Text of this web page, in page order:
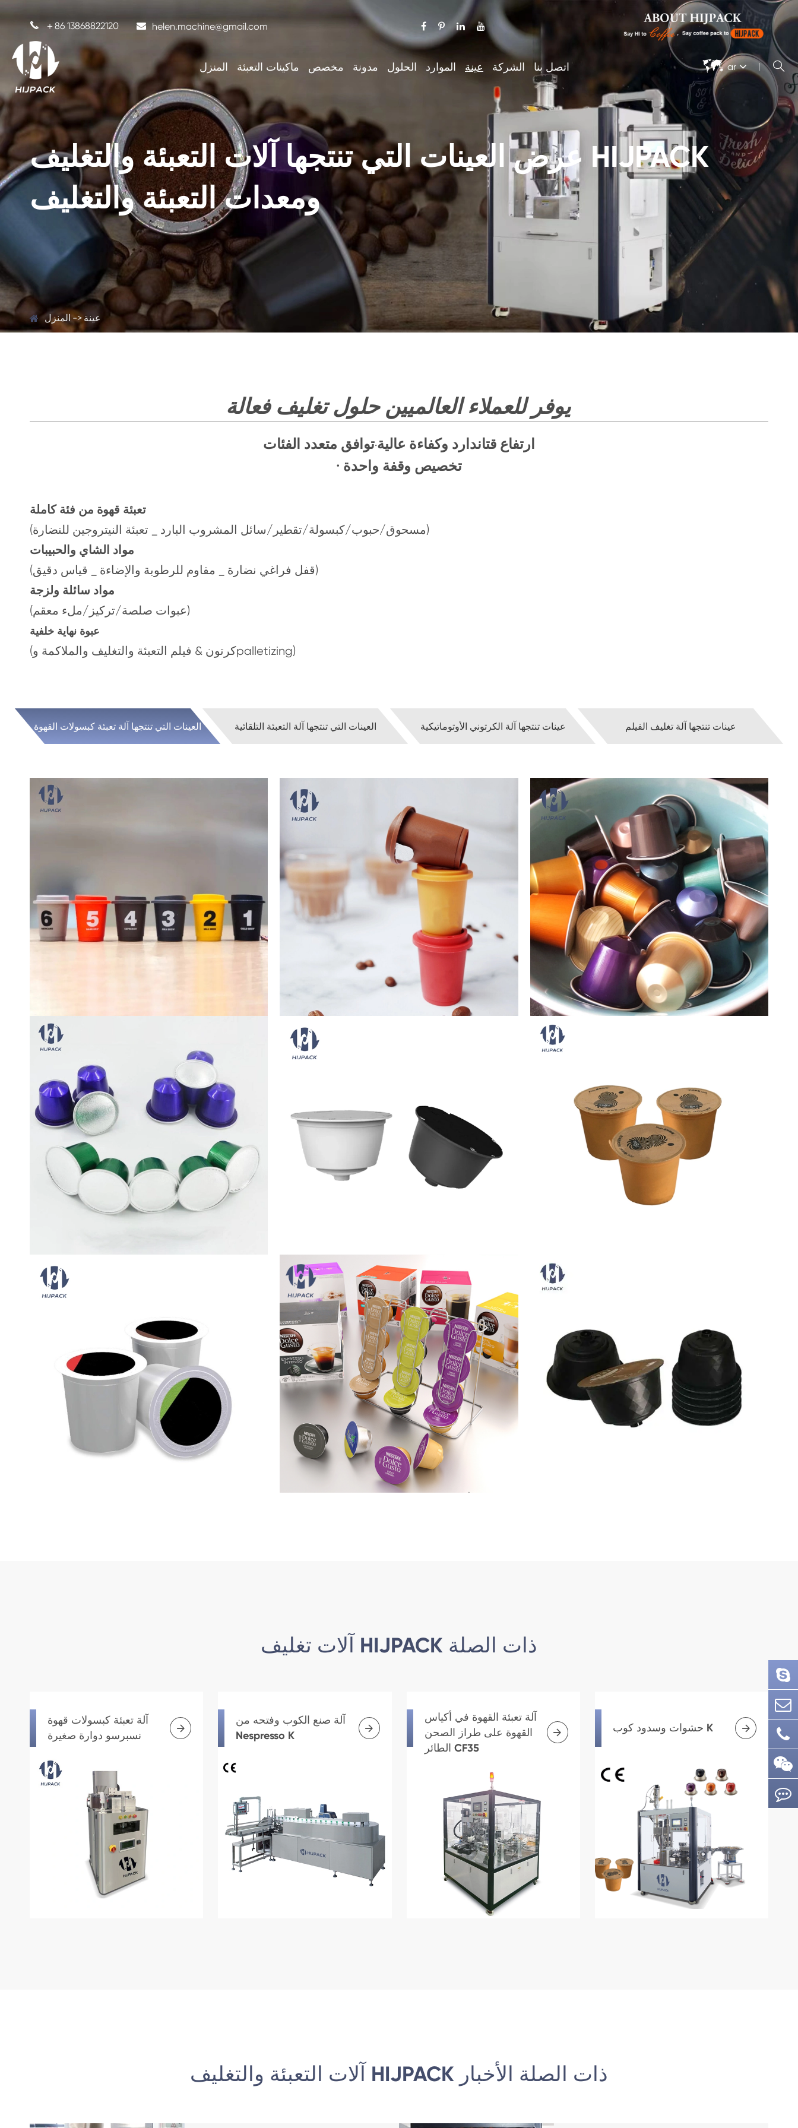
 ＋86 13868822120 helen.machine@gmail.com
المنزل ماكينات التعبئة
آلة ملء كبسولة القهوة ماكينة تعبئة أوتوماتيكية ماكينة تغليف الكرتون الأوتوماتيكية آلة تغليف السيلوفان
مخصص مدونة الحلول الموارد عينة الشركة اتصل بنا  ar 
المنزل عينة
عرض العينات التي تنتجها آلات التعبئة والتغليف HIJPACK
ومعدات التعبئة والتغليف
يوفر للعملاء العالميين حلول تغليف فعالة
ارتفاع قتاندارد وكفاءة عالية·توافق متعدد الفئات
· تخصيص وقفة واحدة
تعبئة قهوة من فئة كاملة
(مسحوق/حبوب/كبسولة/تقطير/سائل المشروب البارد _ تعبئة النيتروجين للنضارة)
مواد الشاي والحبيبات
(قفل فراغي نضارة _ مقاوم للرطوبة والإضاءة _ قياس دقيق)
مواد سائلة ولزجة
(عبوات صلصة/تركيز/ملء معقم)
عبوة نهاية خلفية
(كرتون & فيلم التعبئة والتغليف والملاكمة وpalletizing)
العينات التي تنتجها آلة تعبئة كبسولات القهوة العينات التي تنتجها آلة التعبئة التلقائية عينات تنتجها آلة الكرتوني الأوتوماتيكية عينات تنتجها آلة تغليف الفيلم
آلات تغليف HIJPACK ذات الصلة
آلة تعبئة كبسولات قهوة
نسبرسو دوارة صغيرة

آلة صنع الكوب وفتحه من
Nespresso K

آلة تعبئة القهوة في أكياس
القهوة على طراز الصحن
الطائر CF35
 حشوات وسدود كوب K 
آلات التعبئة والتغليف HIJPACK ذات الصلة الأخبار